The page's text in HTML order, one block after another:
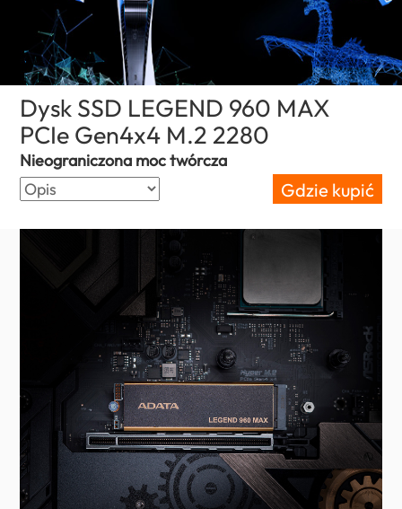
Dysk SSD LEGEND 960 MAX
PCIe Gen4x4 M.2 2280
Nieograniczona moc twórcza
Gdzie kupić